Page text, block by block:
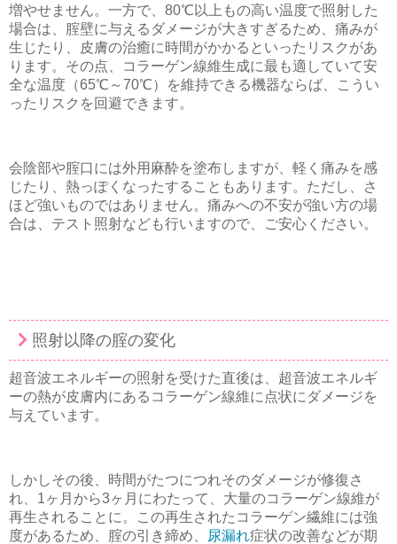
増やせません。一方で、80℃以上もの高い温度で照射した
場合は、腟壁に与えるダメージが大きすぎるため、痛みが
生じたり、皮膚の治癒に時間がかかるといったリスクがあ
ります。その点、コラーゲン線維生成に最も適していて安
全な温度（65℃～70℃）を維持できる機器ならば、こうい
ったリスクを回避できます。
会陰部や腟口には外用麻酔を塗布しますが、軽く痛みを感
じたり、熱っぽくなったすることもあります。ただし、さ
ほど強いものではありません。痛みへの不安が強い方の場
合は、テスト照射なども行いますので、ご安心ください。
照射以降の腟の変化
超音波エネルギーの照射を受けた直後は、超音波エネルギ
ーの熱が皮膚内にあるコラーゲン線維に点状にダメージを
与えています。
しかしその後、時間がたつにつれそのダメージが修復さ
れ、1ヶ月から3ヶ月にわたって、大量のコラーゲン線維が
再生されることに。この再生されたコラーゲン繊維には強
度があるため、腟の引き締め、
尿漏れ症状の改善などが期